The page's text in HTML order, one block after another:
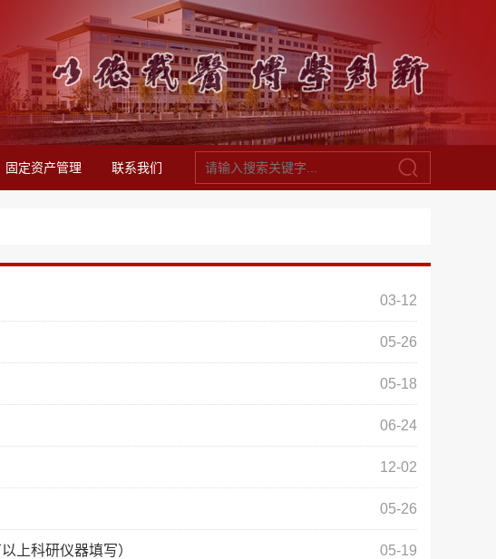
固定资产管理 联系我们
03-12
05-26
05-18
06-24
12-02
05-26
05-19
上科研仪器填写）